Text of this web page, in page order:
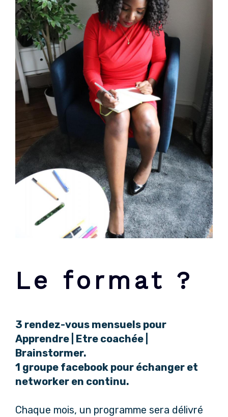
Le format ?
3 rendez-vous mensuels pour
Apprendre | Etre coachée |
Brainstormer.
1 groupe facebook pour échanger et
networker en continu.
Chaque mois, un programme sera délivré